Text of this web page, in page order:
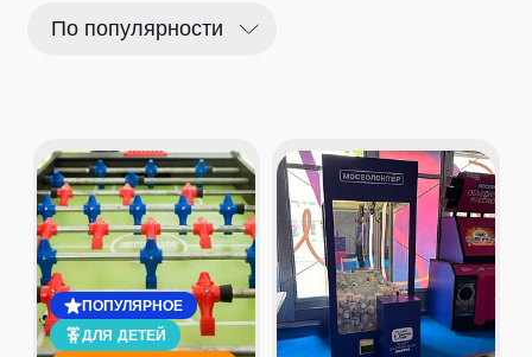
ПОПУЛЯРНОЕ
ДЛЯ ДЕТЕЙ